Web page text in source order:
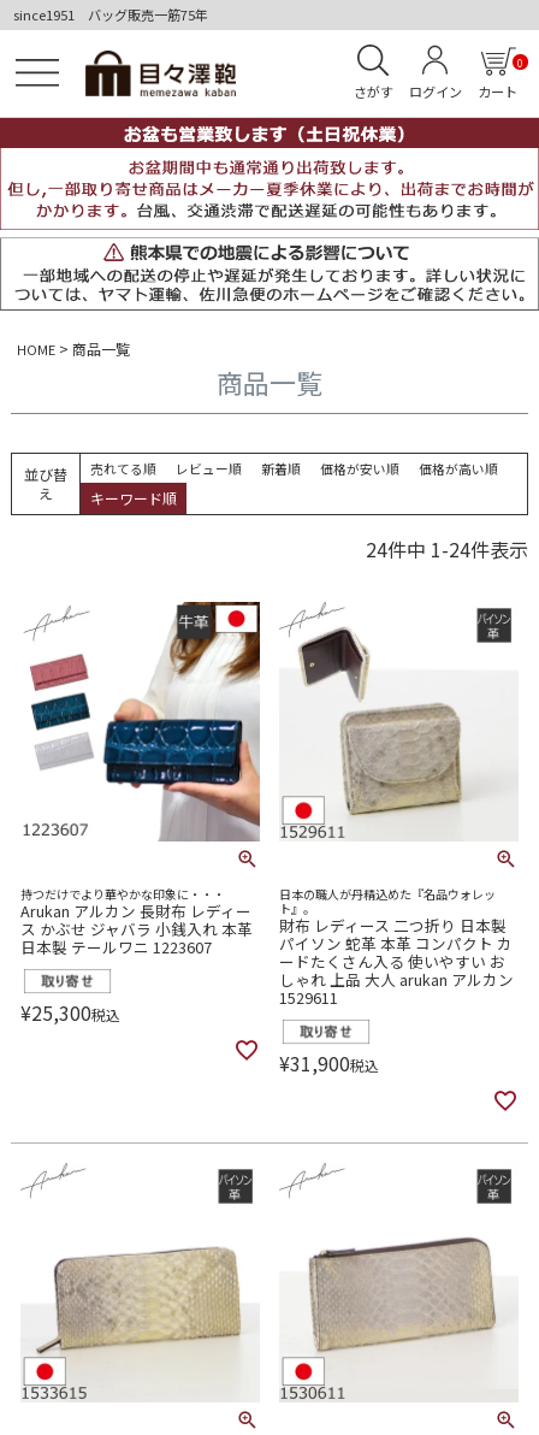
since1951 バッグ販売一筋75年
さがす ログイン カート
0
HOME 商品一覧
商品一覧
並び替
え
売れてる順 レビュー順 新着順 価格が安い順 価格が高い順
キーワード順
24件中 1-24件表示
持つだけでより華やかな印象に・・・
Arukan アルカン 長財布 レディー
ス かぶせ ジャバラ 小銭入れ 本革
日本製 テールワニ 1223607
¥25,300税込
日本の職人が丹精込めた『名品ウォレッ
ト』。
財布 レディース 二つ折り 日本製
パイソン 蛇革 本革 コンパクト カ
ードたくさん入る 使いやすい お
しゃれ 上品 大人 arukan アルカン
1529611
¥31,900税込